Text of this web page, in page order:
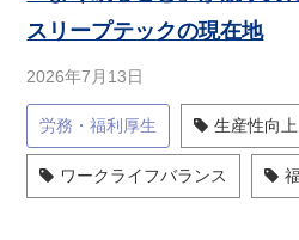
スリープテックの現在地
2026年7月13日
労務・福利厚生 生産性向上
ワークライフバランス